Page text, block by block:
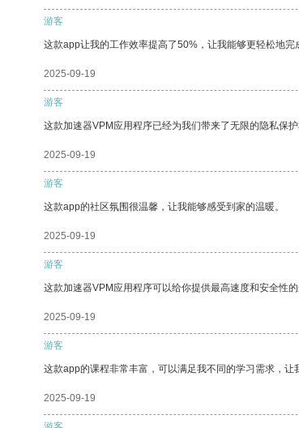
游客
这款app让我的工作效率提高了50%，让我能够更轻松地
2025-09-19
游客
这款加速器VPM应用程序已经为我们带来了无限的隐私保护
2025-09-19
游客
这款app的社区氛围很温馨，让我能够感受到家的温暖。
2025-09-19
游客
这款加速器VPM应用程序可以给你提供最高速度和安全性
2025-09-19
游客
这款app的课程非常丰富，可以满足我不同的学习需求，让
2025-09-19